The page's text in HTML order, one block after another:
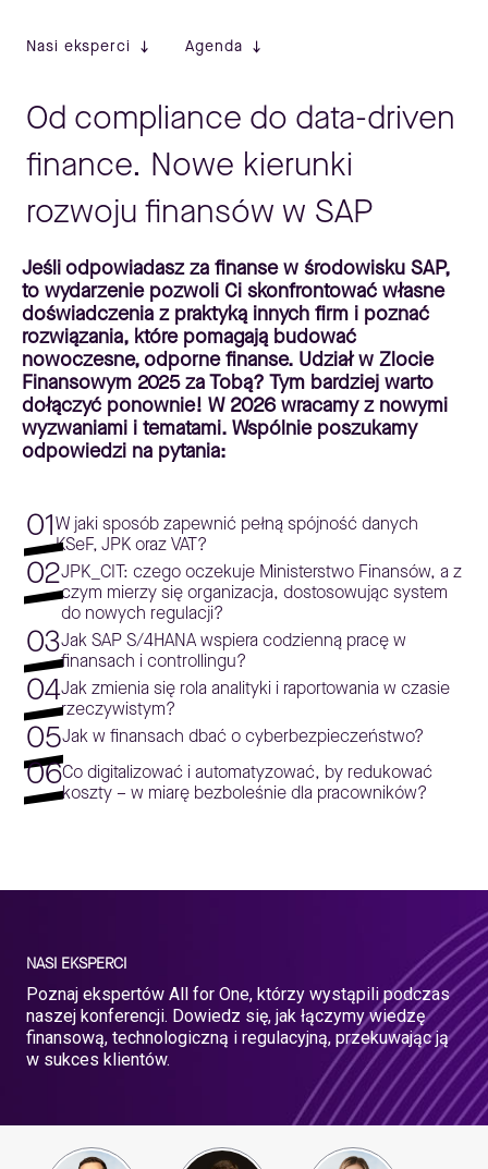
Nasi eksperci Agenda
Od compliance do data-driven
finance. Nowe kierunki
rozwoju finansów w SAP
Jeśli odpowiadasz za finanse w środowisku SAP,
to wydarzenie pozwoli Ci skonfrontować własne
doświadczenia z praktyką innych firm i poznać
rozwiązania, które pomagają budować
nowoczesne, odporne finanse. Udział w Zlocie
Finansowym 2025 za Tobą? Tym bardziej warto
dołączyć ponownie! W 2026 wracamy z nowymi
wyzwaniami i tematami. Wspólnie poszukamy
odpowiedzi na pytania:
01W jaki sposób zapewnić pełną spójność danych
KSeF, JPK oraz VAT?
02JPK_CIT: czego oczekuje Ministerstwo Finansów, a z
czym mierzy się organizacja, dostosowując system
do nowych regulacji?
03Jak SAP S/4HANA wspiera codzienną pracę w
finansach i controllingu?
04Jak zmienia się rola analityki i raportowania w czasie
rzeczywistym?
05Jak w finansach dbać o cyberbezpieczeństwo?
06Co digitalizować i automatyzować, by redukować
koszty – w miarę bezboleśnie dla pracowników?
NASI EKSPERCI
Poznaj ekspertów All for One, którzy wystąpili podczas
naszej konferencji. Dowiedz się, jak łączymy wiedzę
finansową, technologiczną i regulacyjną, przekuwając ją
w sukces klientów.